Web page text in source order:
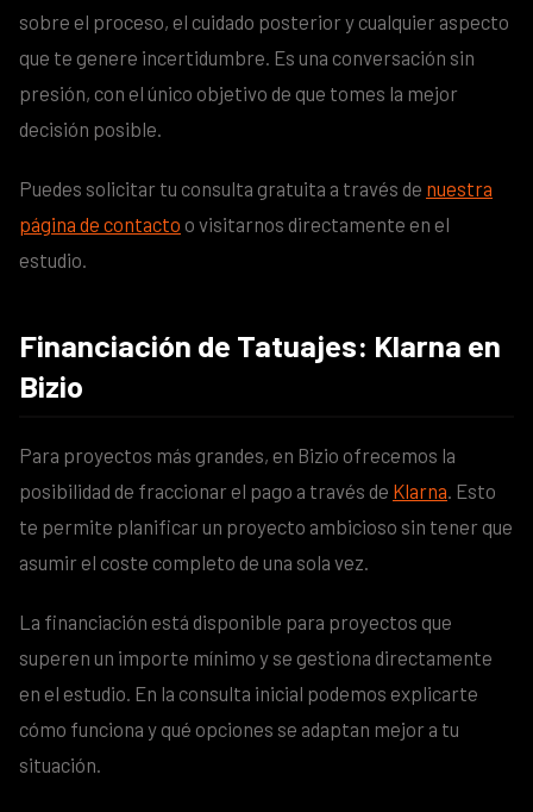
sobre el proceso, el cuidado posterior y cualquier aspecto
que te genere incertidumbre. Es una conversación sin
presión, con el único objetivo de que tomes la mejor
decisión posible.
Puedes solicitar tu consulta gratuita a través de nuestra
página de contacto o visitarnos directamente en el
estudio.
Financiación de Tatuajes: Klarna en
Bizio
Para proyectos más grandes, en Bizio ofrecemos la
posibilidad de fraccionar el pago a través de Klarna. Esto
te permite planificar un proyecto ambicioso sin tener que
asumir el coste completo de una sola vez.
La financiación está disponible para proyectos que
superen un importe mínimo y se gestiona directamente
en el estudio. En la consulta inicial podemos explicarte
cómo funciona y qué opciones se adaptan mejor a tu
situación.